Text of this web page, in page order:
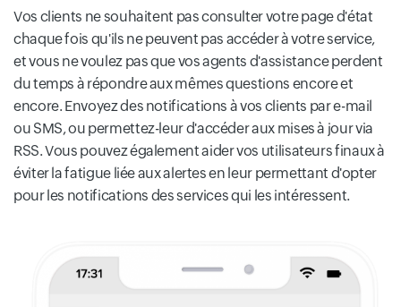
Vos clients ne souhaitent pas consulter votre page d'état
chaque fois qu'ils ne peuvent pas accéder à votre service,
et vous ne voulez pas que vos agents d'assistance perdent
du temps à répondre aux mêmes questions encore et
encore. Envoyez des notifications à vos clients par e-mail
ou SMS, ou permettez-leur d'accéder aux mises à jour via
RSS. Vous pouvez également aider vos utilisateurs finaux à
éviter la fatigue liée aux alertes en leur permettant d'opter
pour les notifications des services qui les intéressent.